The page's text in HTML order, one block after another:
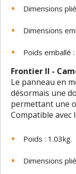
Dimensions
Dimensions
Poids emballé
Frontier II -
Le panneau en
désormais une
permettant une
Compatible avec
Poids : 1.03kg.
Dimensions